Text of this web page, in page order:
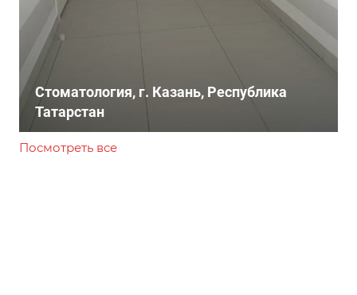
Стоматология, г. Казань, Республика
Татарстан
Посмотреть все